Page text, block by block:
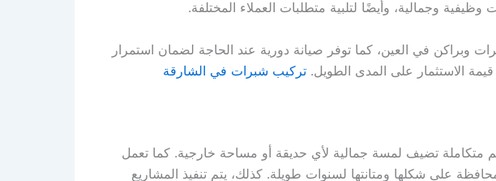
وجمالية، وأيضًا لتلبية متطلبات العملاء المختلفة.
وبراكن في العين، كما توفر صيانة دورية عند الحاجة لضمان استمرار
الاستثمار على المدى الطويل. تركيب شبرات في الشارقة
تضيف لمسة جمالية لأي حديقة أو مساحة خارجية. كما تعمل
على شكلها ومتانتها لسنوات طويلة. كذلك، يتم تنفيذ المشاريع